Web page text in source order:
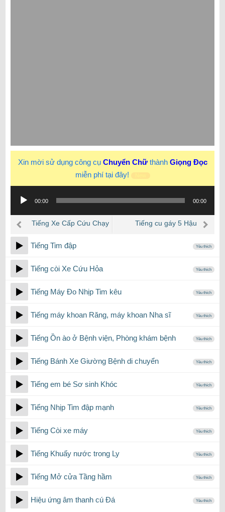
Xin mời sử dụng công cụ Chuyển Chữthành Giọng Đọc
miễn phí tại đây!
phát
âm
thanh
00:00 00:00
Tiếng Xe Cấp Cứu Chạy
Tiếng cu gáy 5 Hậu
Tiếng Tim đập Yêu thích
Tiếng còi Xe Cứu Hỏa Yêu thích
Tiếng Máy Đo Nhịp Tim kêu Yêu thích
Tiếng máy khoan Răng, máy khoan Nha sĩ Yêu thích
Tiếng Ồn ào ở Bệnh viện, Phòng khám bệnh Yêu thích
Tiếng Bánh Xe Giường Bệnh di chuyển Yêu thích
Tiếng em bé Sơ sinh Khóc Yêu thích
Tiếng Nhịp Tim đập mạnh Yêu thích
Tiếng Còi xe máy Yêu thích
Tiếng Khuấy nước trong Ly Yêu thích
Tiếng Mở cửa Tầng hầm Yêu thích
Hiệu ứng âm thanh cú Đá Yêu thích